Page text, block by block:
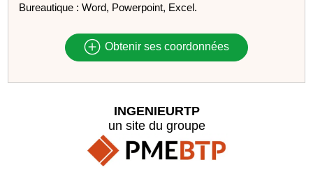
Bureautique : Word, Powerpoint, Excel.
Obtenir ses coordonnées
INGENIEURTP
un site du groupe